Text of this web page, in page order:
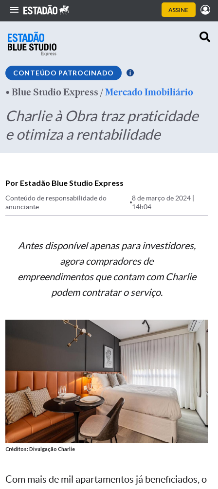
CONTEÚDO PATROCINADO
•Blue Studio Express/Mercado Imobiliário
Charlie à Obra traz praticidade
e otimiza a rentabilidade
Por Estadão Blue Studio Express
Conteúdo de responsabilidade do
anunciante
8 de março de 2024 |
14h04
Antes disponível apenas para investidores,
agora compradores de
empreendimentos que contam com Charlie
podem contratar o serviço.
Créditos: Divulgação Charlie
Com mais de mil apartamentos já beneficiados, o